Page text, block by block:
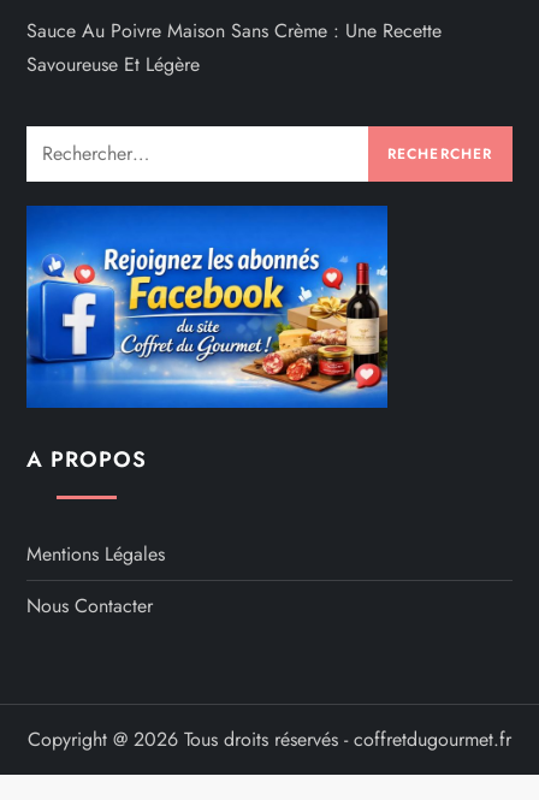
Sauce Au Poivre Maison Sans Crème : Une Recette
Savoureuse Et Légère
Rechercher :
A PROPOS
Mentions Légales
Nous Contacter
Copyright @ 2026 Tous droits réservés - coffretdugourmet.fr